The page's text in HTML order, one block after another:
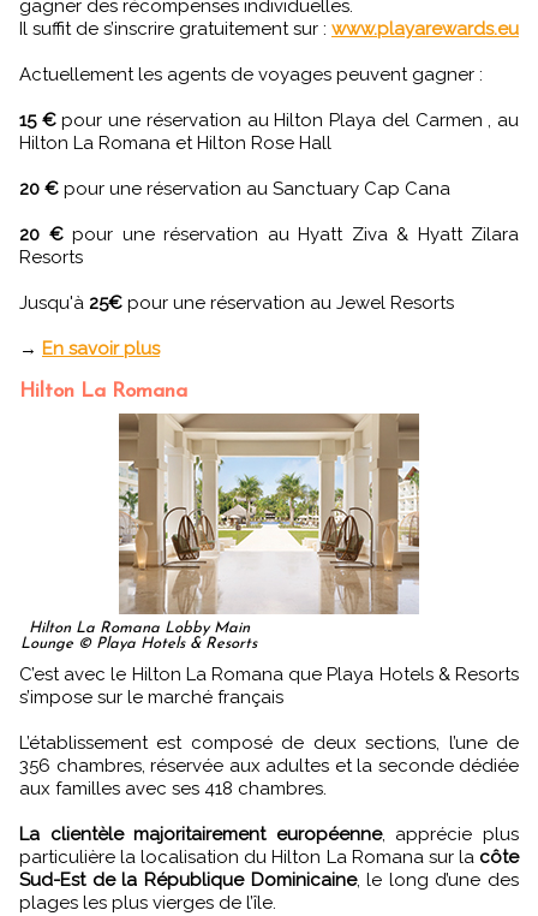
gagner des récompenses individuelles.
Il suffit de s’inscrire gratuitement sur : www.playarewards.eu
Actuellement les agents de voyages peuvent gagner :
15 €pour une réservation au Hilton Playa del Carmen , au
Hilton La Romana et Hilton Rose Hall
20 € pour une réservation au Sanctuary Cap Cana
20 €pour une réservation au Hyatt Ziva & Hyatt Zilara
Resorts
Jusqu'à 25€ pour une réservation au Jewel Resorts
→ En savoir plus
Hilton La Romana
Hilton La Romana Lobby Main
Lounge © Playa Hotels & Resorts
C’est avec le Hilton La Romana que Playa Hotels & Resorts
s’impose sur le marché français
L’établissement est composé de deux sections, l’une de
356 chambres, réservée aux adultes et la seconde dédiée
aux familles avec ses 418 chambres.
La clientèle majoritairement européenne, apprécie plus
particulière la localisation du Hilton La Romana sur la côte
Sud-Est de la République Dominicaine, le long d’une des
plages les plus vierges de l’île.